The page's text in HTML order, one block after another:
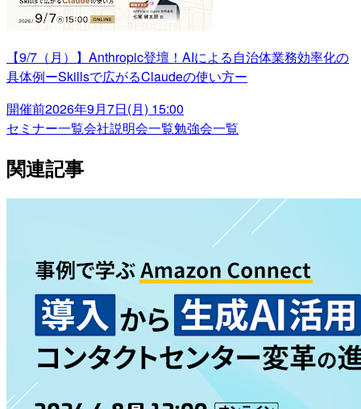
【9/7（月）】Anthropic登壇！AIによる自治体業務効率化の
具体例ーSkillsで広がるClaudeの使い方ー
開催前2026年9月7日(月) 15:00
セミナー一覧会社説明会一覧勉強会一覧
関連記事